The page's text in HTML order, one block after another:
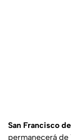
San Francisco
permanecerá de